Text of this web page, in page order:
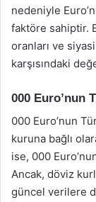
nedeniyle
faktöre sahiptir.
oranları ve
karşısındaki
000 Euro’nun
000 Euro’nun
kuruna bağlı
ise, 000
Ancak, döviz
güncel verilere